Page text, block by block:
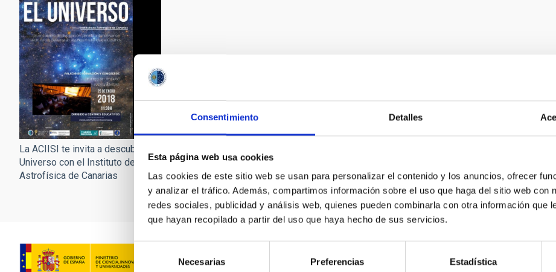
Consentimiento Detalles
Esta página web usa cookies
Las cookies de este sitio web se usan para personalizar el contenido y los anuncios, ofrecer
y analizar el tráfico. Además, compartimos información sobre el uso que haga del sitio web con
redes sociales, publicidad y análisis web, quienes pueden combinarla con otra información que
que hayan recopilado a partir del uso que haya hecho de sus servicios.
Selección
de
Necesarias Preferencias Estadística
La ACIISI te invita a descubrir el
Universo con el Instituto de
Astrofísica de Canarias